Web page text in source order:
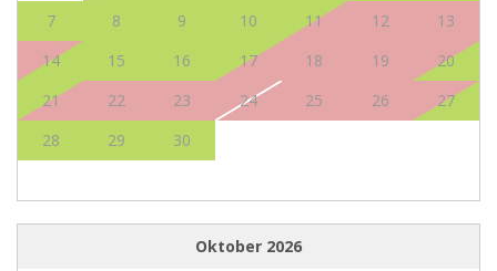
7
8 9 10 11 12
13
14
15 16 17 18 19
20
21
22 23 24 25 26
27
28
29 30
Oktober 2026